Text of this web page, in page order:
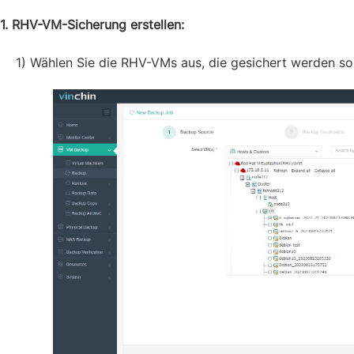
1. RHV-VM-Sicherung erstellen:
1) Wählen Sie die RHV-VMs aus, die gesichert werden